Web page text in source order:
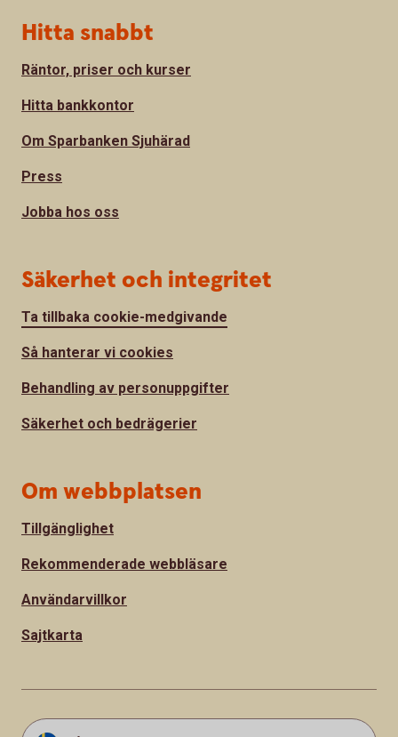
Hitta snabbt
Räntor, priser och kurser
Hitta bankkontor
Om Sparbanken Sjuhärad
Press
Jobba hos oss
Säkerhet och integritet
Ta tillbaka cookie-medgivande
Så hanterar vi cookies
Behandling av personuppgifter
Säkerhet och bedrägerier
Om webbplatsen
Tillgänglighet
Rekommenderade webbläsare
Användarvillkor
Sajtkarta